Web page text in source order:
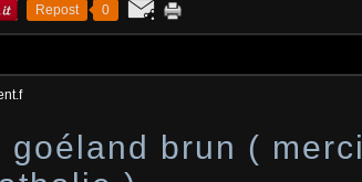
Repost 0
brun ( merci